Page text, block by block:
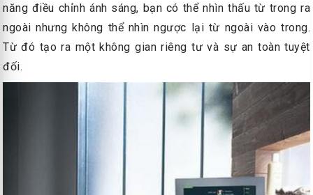
năng điều chỉnh ánh sáng, bạn có thể nhìn thấu từ trong ra
ngoài nhưng không thể nhìn ngược lại từ ngoài vào trong.
Từ đó tạo ra một không gian riêng tư và sự an toàn tuyệt
đối.